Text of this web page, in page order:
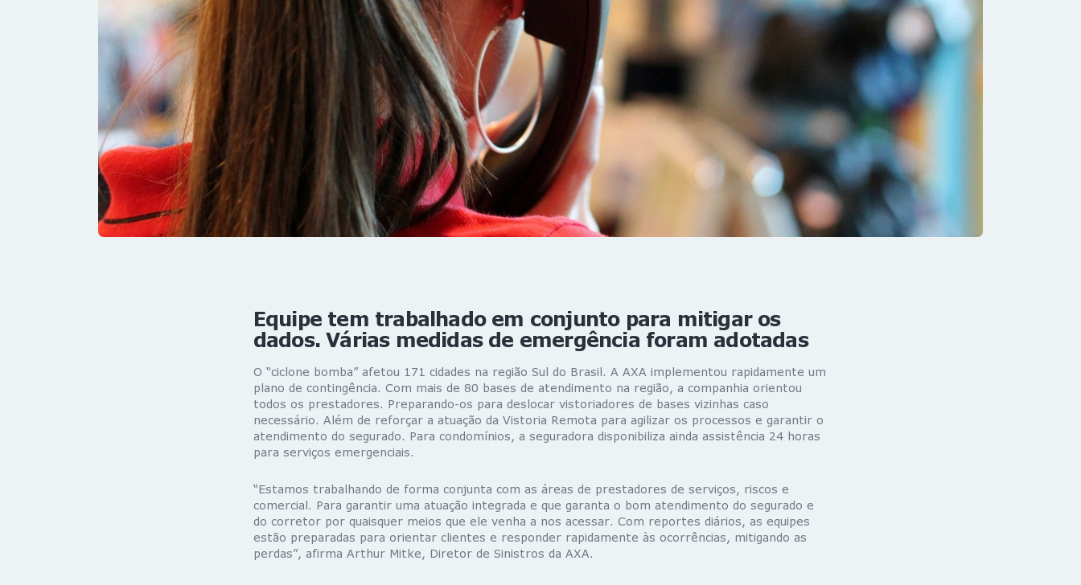
Equipe tem trabalhado em conjunto para mitigar os
dados. Várias medidas de emergência foram adotadas
O “ciclone bomba” afetou 171 cidades na região Sul do Brasil. A AXA implementou rapidamente um
plano de contingência. Com mais de 80 bases de atendimento na região, a companhia orientou
todos os prestadores. Preparando-os para deslocar vistoriadores de bases vizinhas caso
necessário. Além de reforçar a atuação da Vistoria Remota para agilizar os processos e garantir o
atendimento do segurado. Para condomínios, a seguradora disponibiliza ainda assistência 24 horas
para serviços emergenciais.
“Estamos trabalhando de forma conjunta com as áreas de prestadores de serviços, riscos e
comercial. Para garantir uma atuação integrada e que garanta o bom atendimento do segurado e
do corretor por quaisquer meios que ele venha a nos acessar. Com reportes diários, as equipes
estão preparadas para orientar clientes e responder rapidamente às ocorrências, mitigando as
perdas”, afirma Arthur Mitke, Diretor de Sinistros da AXA.